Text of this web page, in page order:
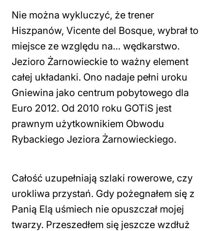
Nie można wykluczyć, że trener
Hiszpanów, Vicente del Bosque, wybrał to
miejsce ze względu na… wędkarstwo.
Jezioro Żarnowieckie to ważny element
całej układanki. Ono nadaje pełni uroku
Gniewina jako centrum pobytowego dla
Euro 2012. Od 2010 roku GOTiS jest
prawnym użytkownikiem Obwodu
Rybackiego Jeziora Żarnowieckiego.
Całość uzupełniają szlaki rowerowe, czy
urokliwa przystań. Gdy pożegnałem się z
Panią Elą uśmiech nie opuszczał mojej
twarzy. Przeszedłem się jeszcze wzdłuż